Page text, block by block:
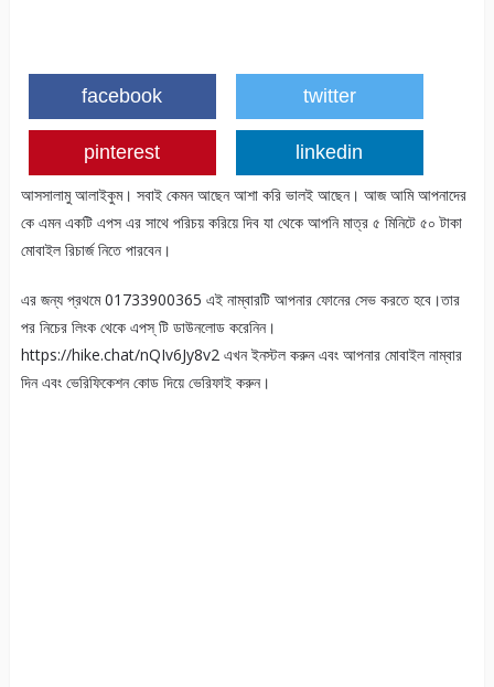
facebook twitter
pinterest linkedin
আসসালামু আলাইকুম। সবাই কেমন আছেন আশা করি ভালই আছেন। আজ আমি আপনাদের
কে এমন একটি এপস এর সাথে পরিচয় করিয়ে দিব যা থেকে আপনি মাত্র ৫ মিনিটে ৫০ টাকা
মোবাইল রিচার্জ নিতে পারবেন।
এর জন্য প্রথমে 01733900365 এই নাম্বারটি আপনার ফোনের সেভ করতে হবে।তার
পর নিচের লিংক থেকে এপস্ টি ডাউনলোড করেনিন।
https://hike.chat/nQIv6Jy8v2 এখন ইনস্টল করুন এবং আপনার মোবাইল নাম্বার
দিন এবং ভেরিফিকেশন কোড দিয়ে ভেরিফাই করুন।